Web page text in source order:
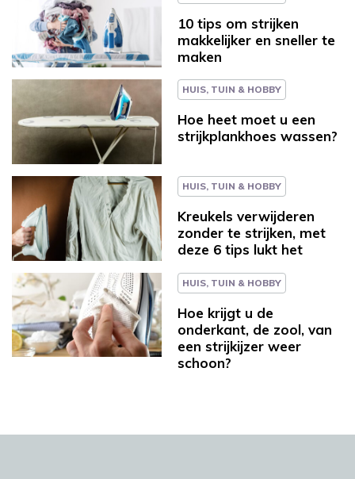
10 tips om strijken
makkelijker en sneller te
maken
HUIS, TUIN & HOBBY
Hoe heet moet u een
strijkplankhoes wassen?
HUIS, TUIN & HOBBY
Kreukels verwijderen
zonder te strijken, met
deze 6 tips lukt het
HUIS, TUIN & HOBBY
Hoe krijgt u de
onderkant, de zool, van
een strijkijzer weer
schoon?